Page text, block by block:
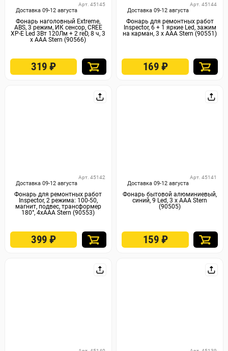
Доставка 09-12 августа
Арт. 45145
Фонарь наголовный Extreme,
ABS, 3 режим, ИК сенсор, CREE
XP-E Led 3Вт 120Лм + 2 reD, 8 ч, 3
х ААА Stern (90566)
319₽
Доставка 09-12 августа
Арт. 45144
Фонарь для ремонтных работ
Inspector, 6 + 1 яркие Led, зажим
на карман, 3 х ААА Stern (90551)
169 ₽
Доставка 09-12 августа
Арт. 45142
Фонарь для ремонтных работ
Inspector, 2 режима: 100-50,
магнит, подвес, трансформер
180°, 4хААА Stern (90553)
399₽
Доставка 09-12 августа
Арт. 45141
Фонарь бытовой алюминиевый,
синий, 9 Led, 3 х ААА Stern
(90505)
159 ₽